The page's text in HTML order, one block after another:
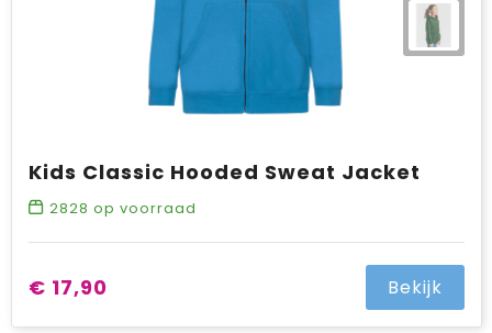
Kids Classic Hooded Sweat Jacket
2828 op voorraad
€ 17,90 Bekijk